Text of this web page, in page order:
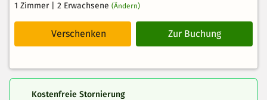
1 Zimmer | 2 Erwachsene (Ändern)
Verschenken Zur Buchung
Kostenfreie Stornierung